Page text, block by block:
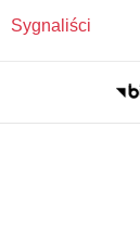
Sygnaliści